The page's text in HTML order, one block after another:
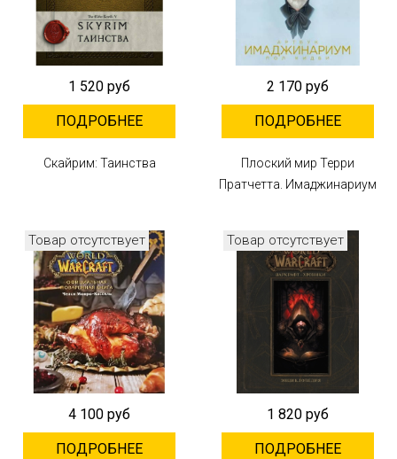
1 520 руб
ПОДРОБНЕЕ
Скайрим: Таинства
2 170 руб
ПОДРОБНЕЕ
Плоский мир Терри
Пратчетта. Имаджинариум
Товар отсутствует
4 100 руб
ПОДРОБНЕЕ
Товар отсутствует
1 820 руб
ПОДРОБНЕЕ